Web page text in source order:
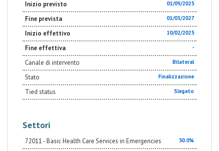
Inizio previsto 01/09/2025
Fine prevista 01/03/2027
Inizio effettivo 10/02/2025
Fine effettiva -
Canale di intervento Bilateral
Stato Finalizzazione
Tied status Slegato
Settori
72011 - Basic Health Care Services in Emergencies 50.0%